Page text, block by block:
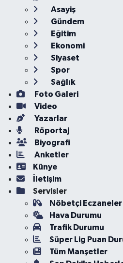
Asayiş
Gündem
Eğitim
Ekonomi
Siyaset
Spor
Sağlık
Foto Galeri
Video
Yazarlar
Röportaj
Biyografi
Anketler
Künye
İletişim
Servisler
Nöbetçi Eczaneler
Hava Durumu
Trafik Durumu
Süper Lig Puan
Tüm Manşetler